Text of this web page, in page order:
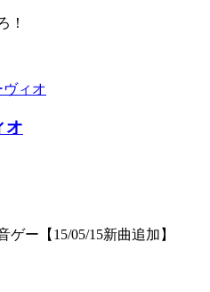
！
オ
ゲー【15/05/15新曲追加】